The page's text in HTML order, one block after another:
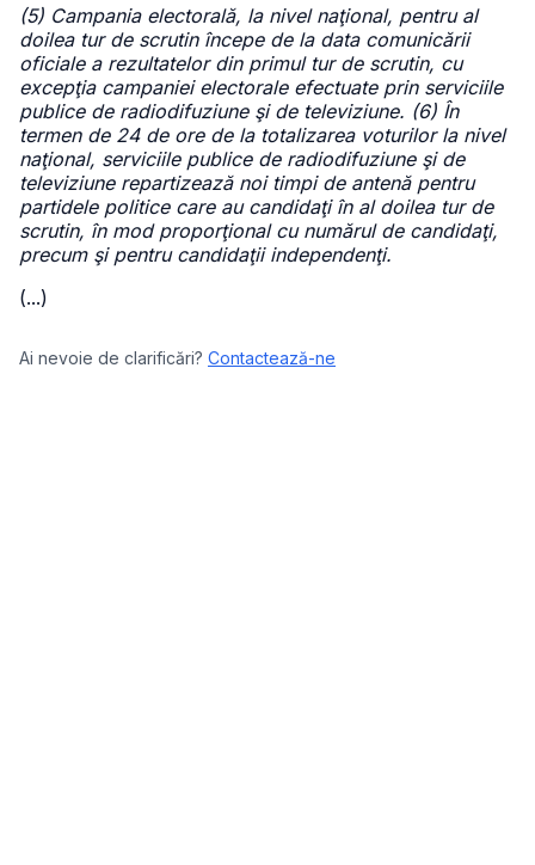
(5) Campania electorală, la nivel naţional, pentru al
doilea tur de scrutin începe de la data comunicării
oficiale a rezultatelor din primul tur de scrutin, cu
excepţia campaniei electorale efectuate prin serviciile
publice de radiodifuziune şi de televiziune. (6) În
termen de 24 de ore de la totalizarea voturilor la nivel
naţional, serviciile publice de radiodifuziune şi de
televiziune repartizează noi timpi de antenă pentru
partidele politice care au candidaţi în al doilea tur de
scrutin, în mod proporţional cu numărul de candidaţi,
precum şi pentru candidaţii independenţi.
(...)
Ai nevoie de clarificări? Contactează-ne